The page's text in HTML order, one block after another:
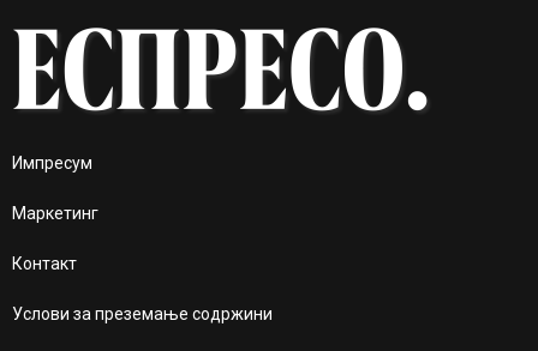
Импресум
Маркетинг
Контакт
Услови за преземање содржини